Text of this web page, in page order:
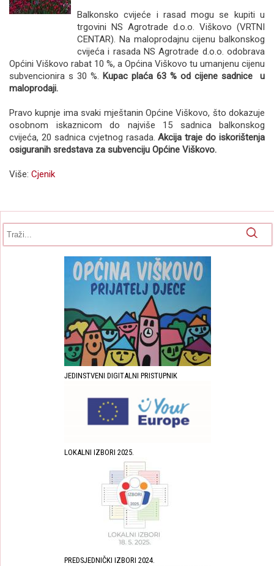
Balkonsko cvijeće i rasad mogu se kupiti u
trgovini NS Agrotrade d.o.o. Viškovo (VRTNI
CENTAR). Na maloprodajnu cijenu balkonskog
cvijeća i rasada NS Agrotrade d.o.o. odobrava
Općini Viškovo rabat 10 %, a Općina Viškovo tu umanjenu cijenu
subvencionira s 30 %. Kupac plaća 63 % od cijene sadnice u
maloprodaji.
Pravo kupnje ima svaki mještanin Općine Viškovo, što dokazuje
osobnom iskaznicom do najviše 15 sadnica balkonskog
cvijeća, 20 sadnica cvjetnog rasada.Akcija traje do iskorištenja
osiguranih sredstava za subvenciju Općine Viškovo.
Više: Cjenik
JEDINSTVENI DIGITALNI PRISTUPNIK
LOKALNI IZBORI 2025.
PREDSJEDNIČKI IZBORI 2024.